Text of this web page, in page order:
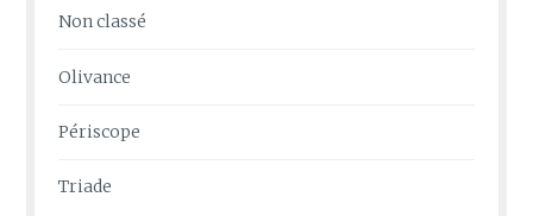
Non classé
Olivance
Périscope
Triade